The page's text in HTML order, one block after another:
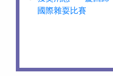
國際雜耍比賽